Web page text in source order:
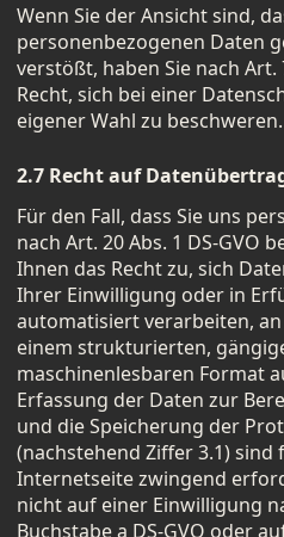
Wenn Sie der Ansicht sind,
personenbezogenen Daten
verstößt, haben Sie nach Art.
Recht, sich bei einer
eigener Wahl zu beschweren.
2.7 Recht auf
Für den Fall, dass Sie uns
nach Art. 20 Abs. 1 DS-GVO
Ihnen das Recht zu, sich
Ihrer Einwilligung oder in
automatisiert verarbeiten,
einem strukturierten,
maschinenlesbaren Format
Erfassung der Daten zur
und die Speicherung der
(nachstehend Ziffer 3.1)
Internetseite zwingend
nicht auf einer Einwilligung
Buchstabe a DS-GVO oder